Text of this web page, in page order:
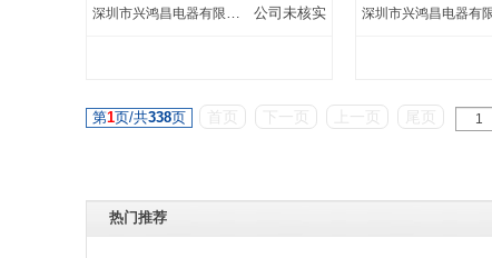
深圳市兴鸿昌电器有限公司 公司未核实
第1页/共338页 首页 下一页 上一页 尾页
热门推荐